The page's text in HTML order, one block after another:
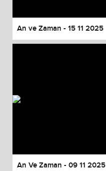
An ve Zaman - 15 11 2025
An Ve Zaman - 09 11 2025